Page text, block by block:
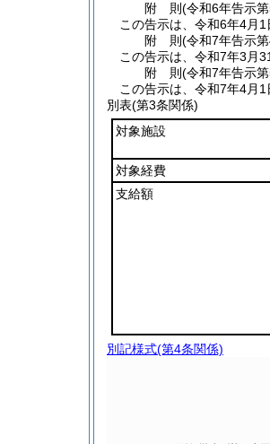
附 則(令和6年告示
この告示は、令和6年4月1
附 則(令和7年告示
この告示は、令和7年3月
附 則(令和7年告示
この告示は、令和7年4月1
別表(第3条関係)
対象施設
対象経費
支給額
別記様式(第4条関係)